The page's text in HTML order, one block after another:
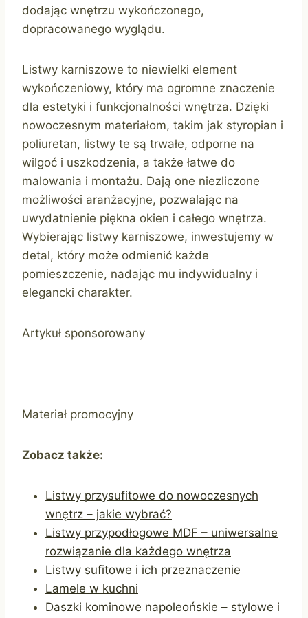
dodając wnętrzu wykończonego,
dopracowanego wyglądu.
Listwy karniszowe to niewielki element
wykończeniowy, który ma ogromne znaczenie
dla estetyki i funkcjonalności wnętrza. Dzięki
nowoczesnym materiałom, takim jak styropian i
poliuretan, listwy te są trwałe, odporne na
wilgoć i uszkodzenia, a także łatwe do
malowania i montażu. Dają one niezliczone
możliwości aranżacyjne, pozwalając na
uwydatnienie piękna okien i całego wnętrza.
Wybierając listwy karniszowe, inwestujemy w
detal, który może odmienić każde
pomieszczenie, nadając mu indywidualny i
elegancki charakter.
Artykuł sponsorowany
Materiał promocyjny
Zobacz także:
Listwy przysufitowe do nowoczesnych
wnętrz – jakie wybrać?
Listwy przypodłogowe MDF – uniwersalne
rozwiązanie dla każdego wnętrza
Listwy sufitowe i ich przeznaczenie
Lamele w kuchni
Daszki kominowe napoleońskie – stylowe i